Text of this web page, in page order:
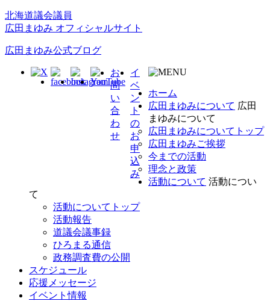
北海道議会議員
広田まゆみ オフィシャルサイト
広田まゆみ公式ブログ
お
問
い
合
わ
せ
イ
ベ
ン
ト
の
お
申
込
み
ホーム
広田まゆみについて 広田
まゆみについて
広田まゆみについてトップ
広田まゆみご挨拶
今までの活動
理念と政策
活動について 活動につい
て
活動についてトップ
活動報告
道議会議事録
ひろまる通信
政務調査費の公開
スケジュール
応援メッセージ
イベント情報